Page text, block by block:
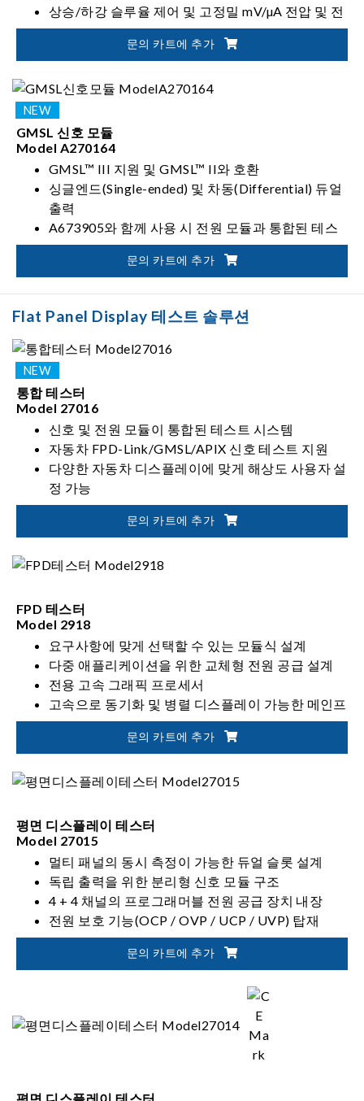
상승/하강 슬루율 제어 및 고정밀 mV/µA 전압 및 전
류 측정 지원
A27016X 신호 모듈과 통합하여 동기화된 테스트
문의 카트에 추가
GMSL 신호 모듈
Model A270164
GMSL™ III 지원 및 GMSL™ II와 호환
싱글엔드(Single-ended) 및 차동(Differential) 듀얼
출력
A673905와 함께 사용 시 전원 모듈과 통합된 테스
트 시스템 구성 가능
Lane Rate 설정: 3/6/12 Gbps
문의 카트에 추가
Flat Panel Display 테스트 솔루션
통합 테스터
Model 27016
신호 및 전원 모듈이 통합된 테스트 시스템
자동차 FPD-Link/GMSL/APIX 신호 테스트 지원
다양한 자동차 디스플레이에 맞게 해상도 사용자 설
정 가능
고속 전원 과도 준수(High-speed power transient
compliance) 테스트문의 카트에 추가
FPD 테스터
Model 2918
요구사항에 맞게 선택할 수 있는 모듈식 설계
다중 애플리케이션을 위한 교체형 전원 공급 설계
전용 고속 그래픽 프로세서
고속으로 동기화 및 병렬 디스플레이 가능한 메인프
레임
문의 카트에 추가
평면 디스플레이 테스터
Model 27015
멀티 패널의 동시 측정이 가능한 듀얼 슬롯 설계
독립 출력을 위한 분리형 신호 모듈 구조
4 + 4 채널의 프로그래머블 전원 공급 장치 내장
전원 보호 기능(OCP / OVP / UCP / UVP) 탑재
문의 카트에 추가
평면 디스플레이 테스터